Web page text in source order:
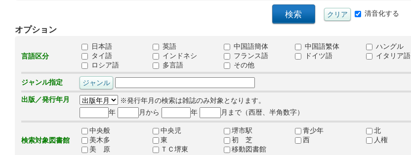
清音化する
オプション
言語区分
日本語 英語 中国語簡体 中国語繁体 ハングル
タイ語
インドネシ フランス語 ドイツ語 イタリア語
ロシア語
多言語 その他
ジャンル指定
出版／発行年月
※発行年月の検索は雑誌のみ対象となります。
年
月から 年 月まで（西暦、半角数字）
検索対象図書館
中央般 中央児 堺市駅 青少年 北
美木多
東 初 芝 西 人権
美 原
ＴＣ堺東 移動図書館